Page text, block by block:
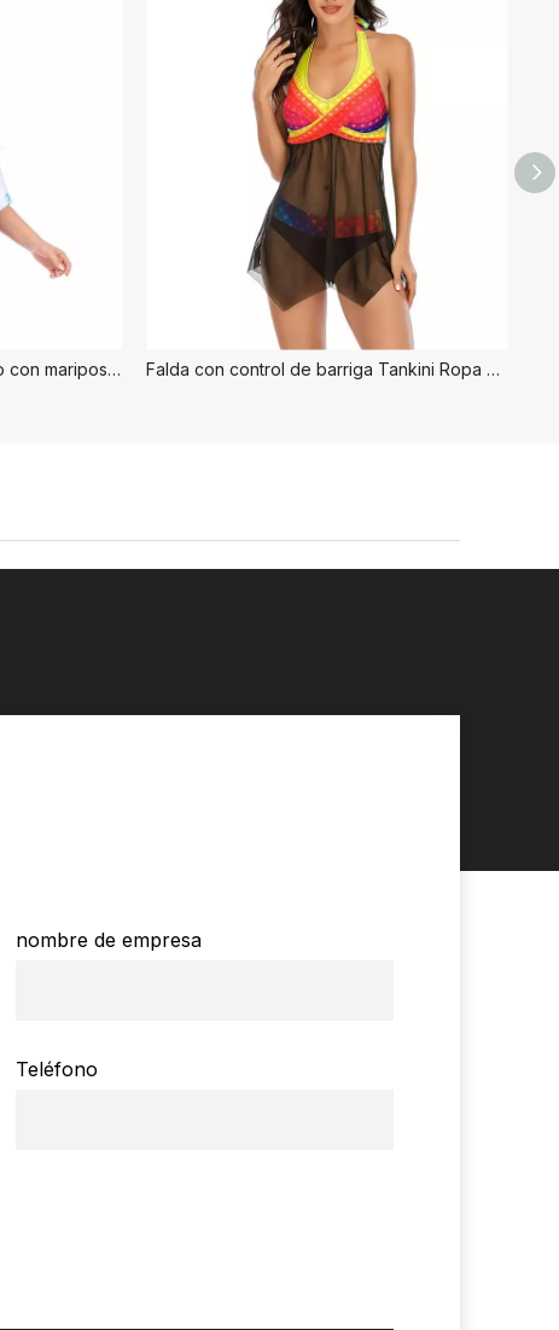
Traje de baño tankini modesto con mariposas Falda con control de barriga Tankini Ropa de playa
nombre de empresa
Teléfono